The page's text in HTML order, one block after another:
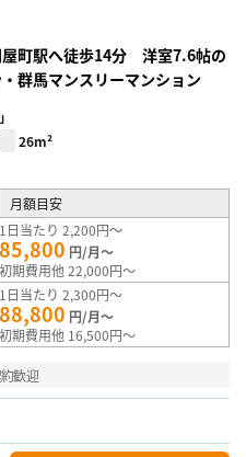
屋町駅へ徒歩14分 洋室7.6帖の
群馬マンスリーマンション
26m²
月額目安
1日当たり 2,200円～
85,800 円/月～
初期費用他 22,000円～
1日当たり 2,300円～
88,800 円/月～
初期費用他 16,500円～
歓迎